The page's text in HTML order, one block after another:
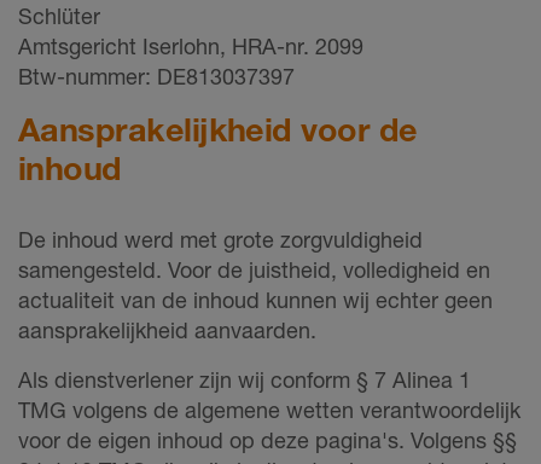
Schlüter
Amtsgericht Iserlohn, HRA-nr. 2099
Btw-nummer: DE813037397
Aansprakelijkheid voor de
inhoud
De inhoud werd met grote zorgvuldigheid
samengesteld. Voor de juistheid, volledigheid en
actualiteit van de inhoud kunnen wij echter geen
aansprakelijkheid aanvaarden.
Als dienstverlener zijn wij conform § 7 Alinea 1
TMG volgens de algemene wetten verantwoordelijk
voor de eigen inhoud op deze pagina's. Volgens §§